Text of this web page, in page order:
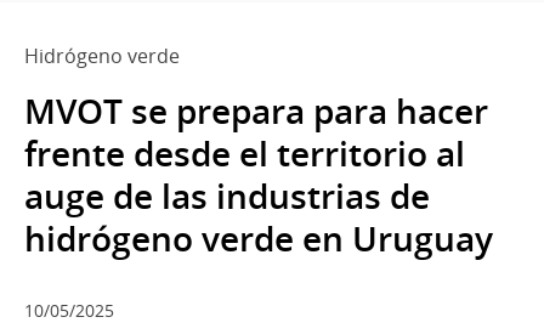
Hidrógeno verde
MVOT se prepara para hacer
frente desde el territorio al
auge de las industrias de
hidrógeno verde en Uruguay
10/05/2025